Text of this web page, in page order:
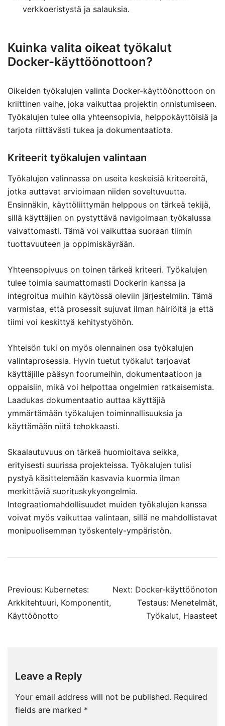
verkkoeristystä ja salauksia.
Kuinka valita oikeat työkalut
Docker-käyttöönottoon?
Oikeiden työkalujen valinta Docker-käyttöönottoon on
kriittinen vaihe, joka vaikuttaa projektin onnistumiseen.
Työkalujen tulee olla yhteensopivia, helppokäyttöisiä ja
tarjota riittävästi tukea ja dokumentaatiota.
Kriteerit työkalujen valintaan
Työkalujen valinnassa on useita keskeisiä kriteereitä,
jotka auttavat arvioimaan niiden soveltuvuutta.
Ensinnäkin, käyttöliittymän helppous on tärkeä tekijä,
sillä käyttäjien on pystyttävä navigoimaan työkalussa
vaivattomasti. Tämä voi vaikuttaa suoraan tiimin
tuottavuuteen ja oppimiskäyrään.
Yhteensopivuus on toinen tärkeä kriteeri. Työkalujen
tulee toimia saumattomasti Dockerin kanssa ja
integroitua muihin käytössä oleviin järjestelmiin. Tämä
varmistaa, että prosessit sujuvat ilman häiriöitä ja että
tiimi voi keskittyä kehitystyöhön.
Yhteisön tuki on myös olennainen osa työkalujen
valintaprosessia. Hyvin tuetut työkalut tarjoavat
käyttäjille pääsyn foorumeihin, dokumentaatioon ja
oppaisiin, mikä voi helpottaa ongelmien ratkaisemista.
Laadukas dokumentaatio auttaa käyttäjiä
ymmärtämään työkalujen toiminnallisuuksia ja
käyttämään niitä tehokkaasti.
Skaalautuvuus on tärkeä huomioitava seikka,
erityisesti suurissa projekteissa. Työkalujen tulisi
pystyä käsittelemään kasvavia kuormia ilman
merkittäviä suorituskykyongelmia.
Integraatiomahdollisuudet muiden työkalujen kanssa
voivat myös vaikuttaa valintaan, sillä ne mahdollistavat
monipuolisemman työskentely-ympäristön.
Post
navigation
Previous: Kubernetes:
Arkkitehtuuri, Komponentit,
Käyttöönotto
Next: Docker-käyttöönoton
Testaus: Menetelmät,
Työkalut, Haasteet
Leave a Reply
Your email address will not be published. Required
fields are marked *